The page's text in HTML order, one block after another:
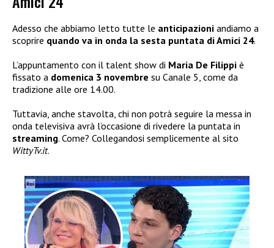
Adesso che abbiamo letto tutte le anticipazioni andiamo a
scoprire quando va in onda la sesta puntata di Amici 24.
L’appuntamento con il talent show di Maria De Filippi è
fissato a domenica 3 novembre su Canale 5, come da
tradizione alle ore 14.00.
Tuttavia, anche stavolta, chi non potrà seguire la messa in
onda televisiva avrà l’occasione di rivedere la puntata in
streaming. Come? Collegandosi semplicemente al sito
WittyTv.it.